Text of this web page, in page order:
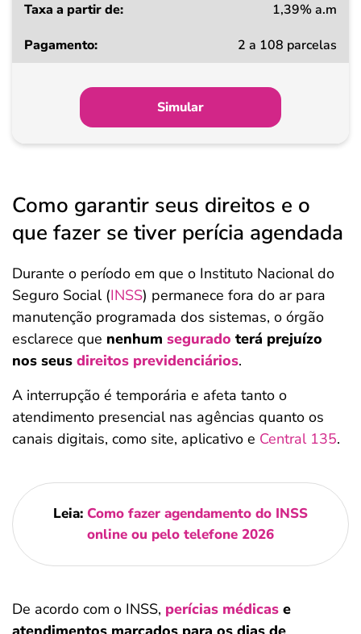
a
Pagamento
1,39% a.m
2 a 108 parcelas
Simular
Como garantir seus direitos e o
que fazer se tiver perícia agendada
Durante o período em que o Instituto Nacional do
Seguro Social (INSS) permanece fora do ar para
manutenção programada dos sistemas, o órgão
esclarece que nenhum segurado terá prejuízo
nos seus direitos previdenciários.
A interrupção é temporária e afeta tanto o
atendimento presencial nas agências quanto os
canais digitais, como site, aplicativo e Central 135.
Leia: Como fazer agendamento do INSS
online ou pelo telefone 2026
De acordo com o INSS, perícias médicas e